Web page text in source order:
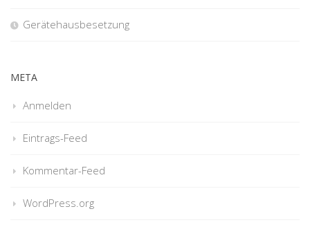
Gerätehausbesetzung
META
Anmelden
Eintrags-Feed
Kommentar-Feed
WordPress.org